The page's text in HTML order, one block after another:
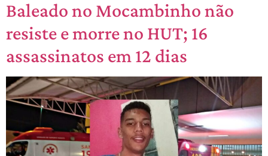
Baleado no Mocambinho não
resiste e morre no HUT; 16
assassinatos em 12 dias